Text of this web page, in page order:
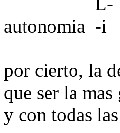
autonomia
por cierto, la
que ser la
y con todas